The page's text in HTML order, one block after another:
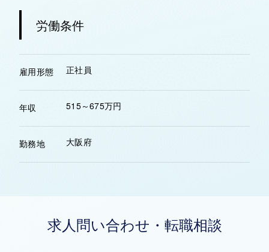
労働条件
雇用形態 正社員
年収 515～675万円
勤務地 大阪府
求人問い合わせ・転職相談